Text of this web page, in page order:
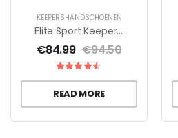
KEEPERSHANDSCHOENEN
Elite Sport Keepershandschoenen Solo
€84.99 €94.50
READ MORE